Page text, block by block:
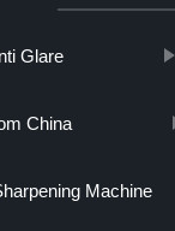
Glare
China
Machine